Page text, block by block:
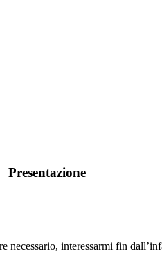
Presentazione
necessario, interessarmi fin